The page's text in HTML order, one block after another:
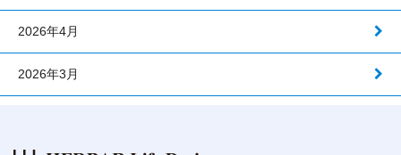
2026年4月
2026年3月